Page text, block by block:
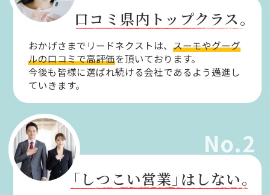
口コミ県内トップクラス。
おかげさまでリードネクストは、スーモやグーグ
ルの口コミで高評価を頂いております。
今後も皆様に選ばれ続ける会社であるよう邁進し
ていきます。
No.2
「しつこい営業」はしない。